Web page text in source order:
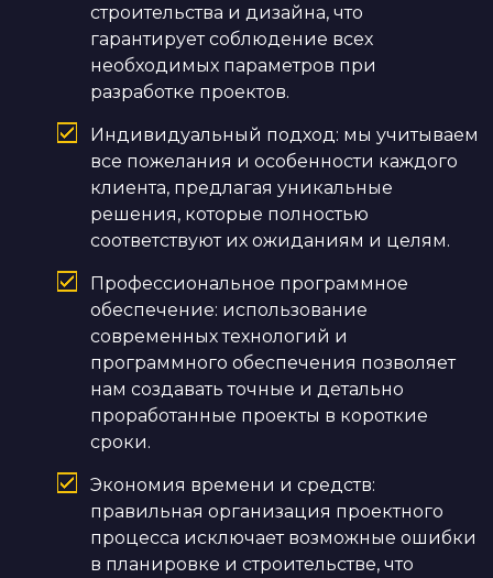
строительства и дизайна, что
гарантирует соблюдение всех
необходимых параметров при
разработке проектов.
Индивидуальный подход: мы учитываем
все пожелания и особенности каждого
клиента, предлагая уникальные
решения, которые полностью
соответствуют их ожиданиям и целям.
Профессиональное программное
обеспечение: использование
современных технологий и
программного обеспечения позволяет
нам создавать точные и детально
проработанные проекты в короткие
сроки.
Экономия времени и средств:
правильная организация проектного
процесса исключает возможные ошибки
в планировке и строительстве, что